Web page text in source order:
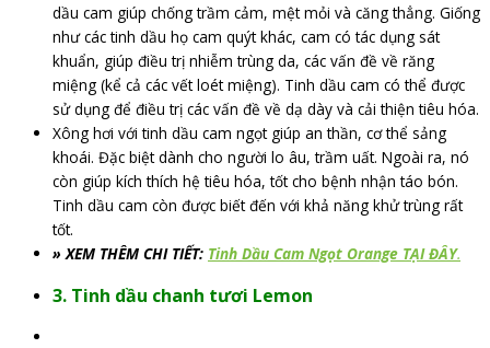
dầu cam giúp chống trầm cảm, mệt mỏi và căng thẳng. Giống
như các tinh dầu họ cam quýt khác, cam có tác dụng sát
khuẩn, giúp điều trị nhiễm trùng da, các vấn đề về răng
miệng (kể cả các vết loét miệng). Tinh dầu cam có thể được
sử dụng để điều trị các vấn đề về dạ dày và cải thiện tiêu hóa.
Xông hơi với tinh dầu cam ngọt giúp an thần, cơ thể sảng
khoái. Đặc biệt dành cho người lo âu, trầm uất. Ngoài ra, nó
còn giúp kích thích hệ tiêu hóa, tốt cho bệnh nhận táo bón.
Tinh dầu cam còn được biết đến với khả năng khử trùng rất
tốt.
» XEM THÊM CHI TIẾT: Tinh Dầu Cam Ngọt Orange TẠI ĐÂY.
3. Tinh dầu chanh tươi Lemon